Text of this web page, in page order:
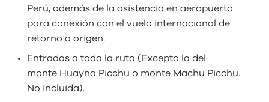
Perú, además de la asistencia en aeropuerto
para conexión con el vuelo internacional de
retorno a origen.
Entradas a toda la ruta (Excepto la del
monte Huayna Picchu o monte Machu Picchu.
No incluida).